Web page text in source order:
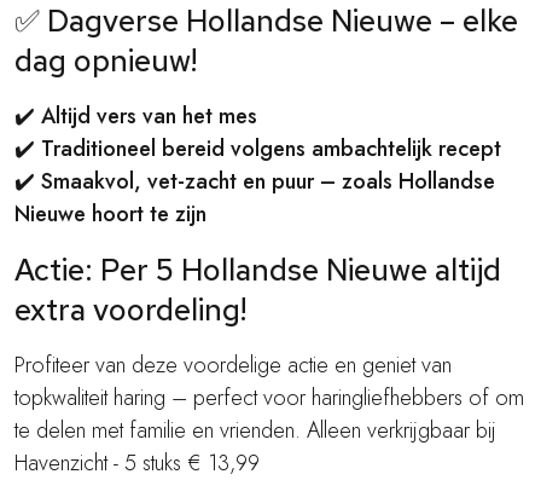
✅ Dagverse Hollandse Nieuwe – elke
dag opnieuw!
✔️ Altijd vers van het mes
✔️ Traditioneel bereid volgens ambachtelijk recept
✔️ Smaakvol, vet-zacht en puur – zoals Hollandse
Nieuwe hoort te zijn
Actie: Per 5 Hollandse Nieuwe altijd
extra voordeling!
Profiteer van deze voordelige actie en geniet van
topkwaliteit haring – perfect voor haringliefhebbers of om
te delen met familie en vrienden. Alleen verkrijgbaar bij
Havenzicht - 5 stuks € 13,99